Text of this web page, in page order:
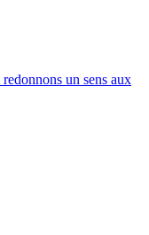
un sens aux